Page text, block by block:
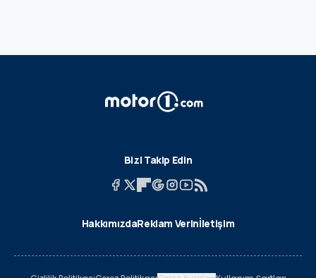
Bizi Takip Edin
HakkımızdaReklam Verinİletişim